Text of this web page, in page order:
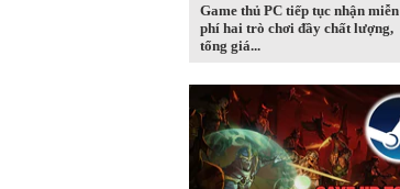
Game thủ PC tiếp tục nhận miễn
phí hai trò chơi đầy chất lượng,
tổng giá...